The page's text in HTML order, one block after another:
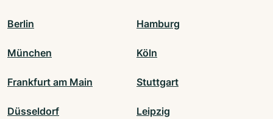
Berlin Hamburg
München Köln
Frankfurt am Main Stuttgart
Düsseldorf Leipzig